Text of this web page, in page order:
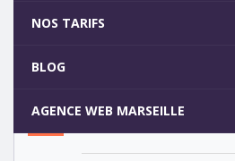
NOS TARIFS
BLOG
AGENCE WEB MARSEILLE
5
Votre site internet pour 29€